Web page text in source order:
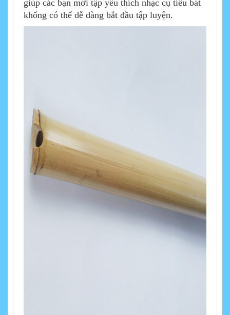
giúp các bạn mới tập yêu thích nhạc cụ tiêu bát
khổng có thể dễ dàng bắt đầu tập luyện.